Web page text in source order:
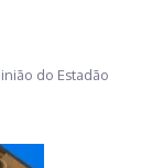
do Estadão